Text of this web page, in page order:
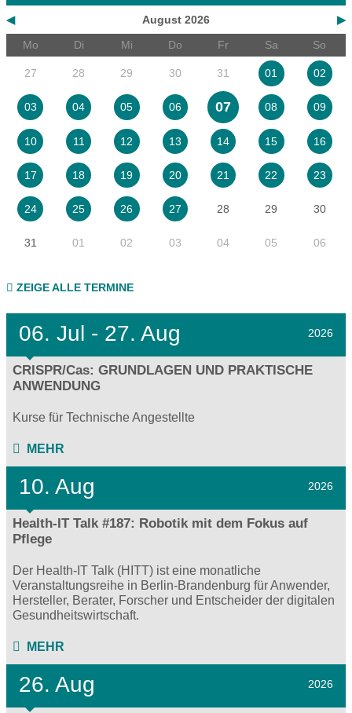
◀ ▶
August 2026
Mo
Di Mi Do Fr Sa So
27 28 29 30 31 01 02
03 04 05 06 07 08 09
10 11 12 13 14 15 16
17 18 19 20 21 22 23
24 25 26 27 28 29 30
31 01 02 03 04 05 06
ZEIGE ALLE TERMINE
06. Jul - 27. Aug 2026
CRISPR/Cas: GRUNDLAGEN UND PRAKTISCHE
ANWENDUNG
Kurse für Technische Angestellte
MEHR
10. Aug 2026
Health-IT Talk #187: Robotik mit dem Fokus auf
Pflege
Der Health-IT Talk (HITT) ist eine monatliche
Veranstaltungsreihe in Berlin-Brandenburg für Anwender,
Hersteller, Berater, Forscher und Entscheider der digitalen
Gesundheitswirtschaft.
MEHR
26. Aug 2026